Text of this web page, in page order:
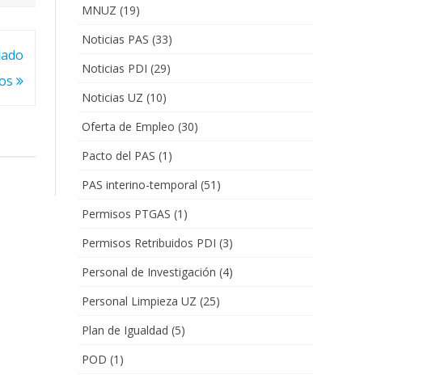
MNUZ (19)
Noticias PAS (33)
Noticias PDI (29)
Noticias UZ (10)
Oferta de Empleo (30)
Pacto del PAS (1)
PAS interino-temporal (51)
Permisos PTGAS (1)
Permisos Retribuidos PDI (3)
Personal de Investigación (4)
Personal Limpieza UZ (25)
Plan de Igualdad (5)
POD (1)